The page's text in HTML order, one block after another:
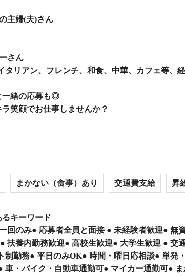
主婦(夫)さん
さん
リアン、フレンチ、和食、中華、カフェ等、経
一緒の応募も◎
笑顔でお仕事しませんか？
まかない（食事）あり 交通費支給 昇
キーワード
回のみ● 応募者全員と面接 ● 未経験者歓迎● 無
扶養内勤務歓迎● 高校生歓迎● 大学生歓迎 ● 交
勤務● 平日のみOK● 時間・曜日応相談● 単発
・バイク・自動車通勤可● マイカー通勤可●